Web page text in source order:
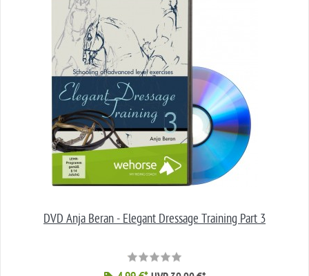
DVD Anja Beran - Elegant Dressage Training Part 3